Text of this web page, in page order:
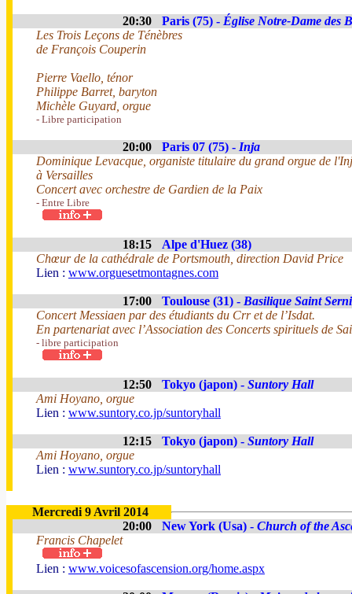
20:30 Paris (75) - Église Notre-Dame des
Les Trois Leçons de Ténèbres
de François Couperin
Pierre Vaello, ténor
Philippe Barret, baryton
Michèle Guyard, orgue
- Libre participation
20:00 Paris 07 (75) - Inja
Dominique Levacque, organiste titulaire du grand orgue de
à Versailles
Concert avec orchestre de Gardien de la Paix
- Entre Libre
18:15
Alpe d'Huez (38)
Chœur de la cathédrale de Portsmouth, direction David Price
Lien : www.orguesetmontagnes.com
17:00 Toulouse (31) - Basilique Saint
Concert Messiaen par des étudiants du Crr et de l’Isdat.
En partenariat avec l’Association des Concerts spirituels de
- libre participation
12:50 Tokyo (japon) - Suntory Hall
Ami Hoyano, orgue
Lien : www.suntory.co.jp/suntoryhall
12:15 Tokyo (japon) - Suntory Hall
Ami Hoyano, orgue
Lien : www.suntory.co.jp/suntoryhall
Mercredi 9 Avril 2014
20:00
New York (Usa) - Church of the
Francis Chapelet
Lien : www.voicesofascension.org/home.aspx